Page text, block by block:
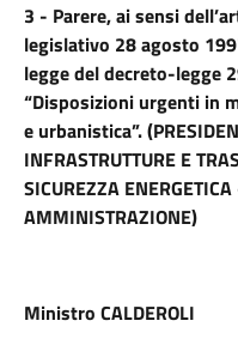
3 - Parere, ai sensi
legislativo 28 agosto
legge del decreto-legge
“Disposizioni urgenti in
e urbanistica”.
INFRASTRUTTURE E
SICUREZZA
AMMINISTRAZIONE)
Ministro CALDEROLI